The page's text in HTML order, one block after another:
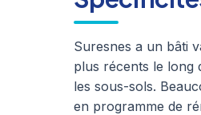
Suresnes a un bâti
plus récents le long
les sous-sols.
en programme de